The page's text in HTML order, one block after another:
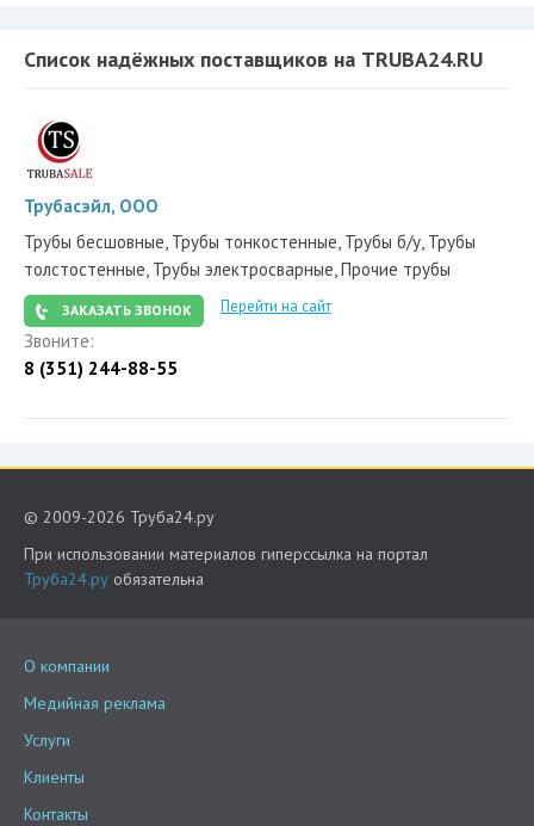
Список надёжных поставщиков на TRUBA24.RU
Трубасэйл, ООО
Трубы бесшовные, Трубы тонкостенные, Трубы б/у, Трубы
толстостенные, Трубы электросварные, Прочие трубы
ЗАКАЗАТЬ ЗВОНОК Перейти на сайт
Звоните:
8 (351) 244-88-55
© 2009-2026 Труба24.ру
При использовании материалов гиперссылка на портал
Труба24.ру обязательна
О компании
Медийная реклама
Услуги
Клиенты
Контакты